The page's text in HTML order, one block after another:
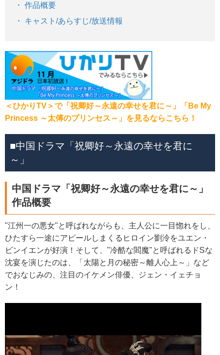
作品概要
キャスト/あらすじ/放送情報
＜ひかりTV＞で「祝卿好～永遠の幸せを君に～」「Be My
Princess ～太傅のプリンセス～」を見るならこちら！
■中国ドラマ「祝卿好～永遠の幸せを君に
～」
中国ドラマ「祝卿好～永遠の幸せを君に～」
作品概要
"江州一の悪女"と呼ばれながらも、主人公に一目惚れをし、
ひたすら一途にアピールしまくるヒロイン劉泠をユエン・
ビンイエンが好演！そして、"冷酷な閻魔"と呼ばれるドSな
沈宴を演じたのは、「太陽と月の秘密～離人心上～」など
でおなじみの、注目のイケメン俳優、ジェン・イェチョ
ン！